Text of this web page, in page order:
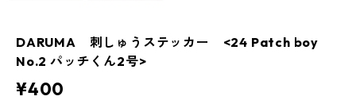
DARUMA 刺しゅうステッカー <24 Patch boy
No.2 パッチくん2号>
¥400